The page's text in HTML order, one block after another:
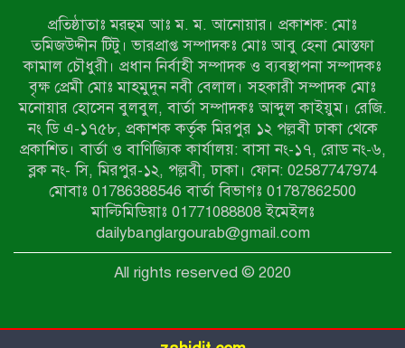
আদমদীঘিতে শুমারি স্বেচ্ছাসেবী নিয়োগে
যোগ্যতার ভিত্তিতে তালিকা প্রকাশ;
নির্বাচিতদের আ.লীগ ট্যাগে প্রচারণা
সংবাদ প্রকাশের জেরে সাংবাদিককে দেখে
নেওয়ার হুমকি দিলেন দোড়া মাদরাসার
পরিচয় দেওয়া সভাপতি
উখিয়ায় বিজিবির অভিযানে ৪০ হাজার
ইয়াবাসহ যুবক আটক
পোরশায় ৭ মাসে ১৯ জনের অপমৃত্যু,
প্রতিষ্ঠাতাঃ মরহুম আঃ ম. ম. আনোয়ার। প্রকাশক: মোঃ
তমিজউদ্দীন টিটু। ভারপ্রাপ্ত সম্পাদকঃ মোঃ আবু হেনা মোস্তফা
কামাল চৌধুরী। প্রধান নির্বাহী সম্পাদক ও ব্যবস্থাপনা সম্পাদকঃ
বৃক্ষ প্রেমী মোঃ মাহমুদুন নবী বেলাল। সহকারী সম্পাদক মোঃ
মনোয়ার হোসেন বুলবুল, বার্তা সম্পাদকঃ আব্দুল কাইয়ুম। রেজি.
নং ডি এ-১৭৫৮, প্রকাশক কর্তৃক মিরপুর ১২ পল্লবী ঢাকা থেকে
প্রকাশিত। বার্তা ও বাণিজ্যিক কার্যালয়: বাসা নং-১৭, রোড নং-৬,
ব্লক নং- সি, মিরপুর-১২, পল্লবী, ঢাকা। ফোন: 02587747974
মোবাঃ 01786388546 বার্তা বিভাগঃ 01787862500
মাল্টিমিডিয়াঃ 01771088808 ইমেইলঃ
dailybanglargourab@gmail.com
All rights reserved © 2020